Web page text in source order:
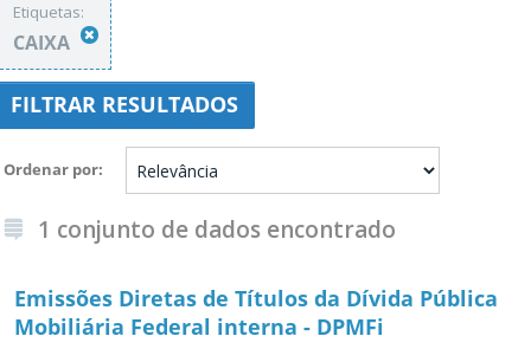
Etiquetas:
CAIXA
FILTRAR RESULTADOS
Ordenar por
1 conjunto de dados encontrado
Emissões Diretas de Títulos da Dívida Pública
Mobiliária Federal interna - DPMFi